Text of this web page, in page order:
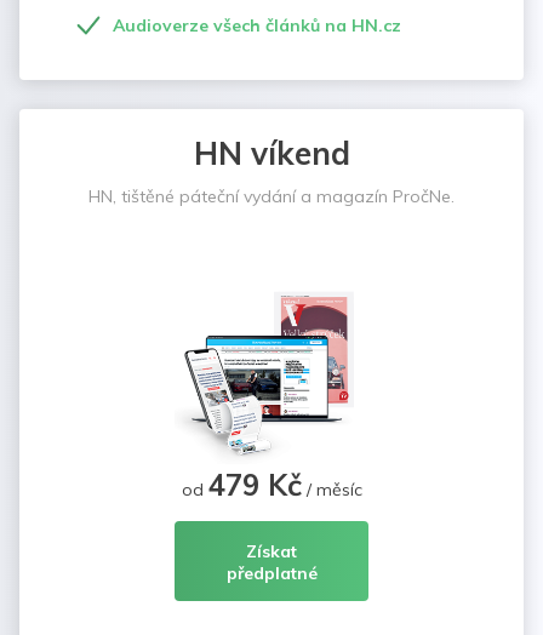
Audioverze všech článků na HN.cz
HN víkend
HN, tištěné páteční vydání a magazín PročNe.
od 479 Kč/ měsíc
Získat
předplatné